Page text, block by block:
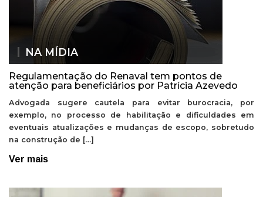
NA MÍDIA
Regulamentação do Renaval tem pontos de
atenção para beneficiários por Patrícia Azevedo
Advogada sugere cautela para evitar burocracia, por
exemplo, no processo de habilitação e dificuldades em
eventuais atualizações e mudanças de escopo, sobretudo
na construção de […]
Ver mais